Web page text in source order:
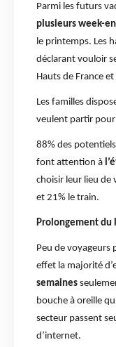
Parmi les futurs
plusieurs week-
le printemps. Les
déclarant vouloir
Hauts de France et
Les familles
veulent partir pour
88% des
font attention à
choisir leur lieu de
et 21% le train.
Prolongement du
Peu de voyageurs
effet la majorité
semaines
bouche à oreille
secteur passent
d’internet.